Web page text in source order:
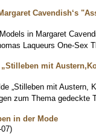
Cavendish‘s
in Margaret
Laqueurs One-Sex
mit
„Stilleben mit Austern,
zum Thema gedeckte
in der Mode
)